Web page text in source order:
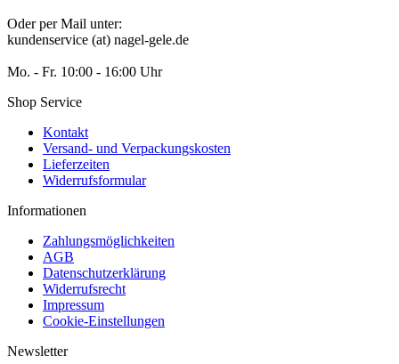
Oder per Mail unter:
kundenservice (at) nagel-gele.de
Mo. - Fr. 10:00 - 16:00 Uhr
Shop Service
Kontakt
Versand- und Verpackungskosten
Lieferzeiten
Widerrufsformular
Informationen
Zahlungsmöglichkeiten
AGB
Datenschutzerklärung
Widerrufsrecht
Impressum
Cookie-Einstellungen
Newsletter